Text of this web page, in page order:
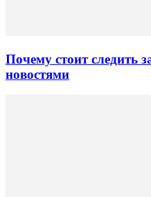
Почему стоит следить
новостями